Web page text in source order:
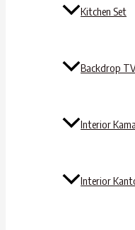
Kitchen Set
Backdrop
Interior
Interior